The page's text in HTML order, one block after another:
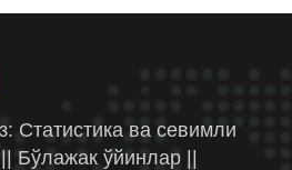
Статистика ва севимли
Бўлажак ўйинлар ||